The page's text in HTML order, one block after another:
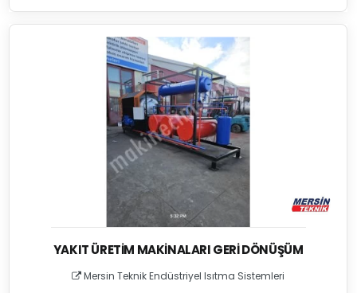
YAKIT ÜRETIM MAKINALARI GERI DÖNÜŞÜM
Mersin Teknik Endüstriyel Isıtma Sistemleri